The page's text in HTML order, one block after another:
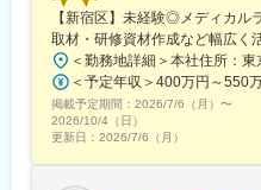
■当社について：
当社は、「テクノロジーの
理念に掲げ、医師専用の
す。
当社が提供する「ヒポクラ
【新宿区】未経験◎メディカル
取材・研修資材作成など幅広く
掲載予定期間： 2026/7/6（月） 〜
2026/10/4（日）
更新日： 2026/7/6（月）